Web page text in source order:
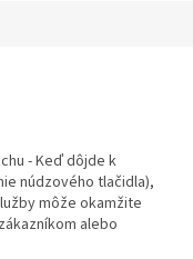
- Keď dôjde k
núdzového tlačidla),
môže okamžite
alebo